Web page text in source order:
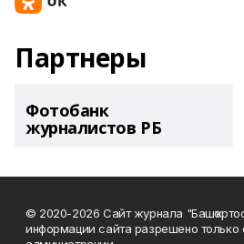
Партнеры
Фотобанк
журналистов РБ
© 2020-2026 Сайт журнала
информации сайта разрешено только